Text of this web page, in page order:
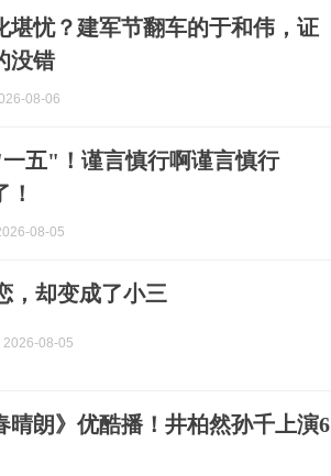
堪忧？建军节翻车的于和伟，证
没错
08-06
五"！谨言慎行啊谨言慎行
08-05
，却变成了小三
2026-08-05
晴朗》优酷播！井柏然孙千上演6